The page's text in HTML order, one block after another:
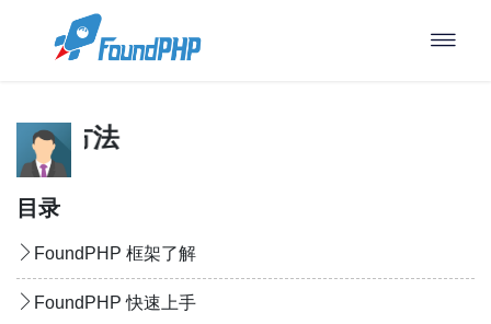
页方法
目录
FoundPHP 框架了解
FoundPHP 快速上手